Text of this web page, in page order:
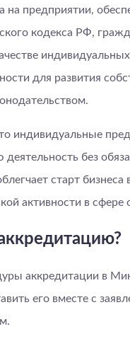
на предприятии,
кодекса РФ,
для развития
индивидуальные
без
старт
активности в сфере
аккредитации в
его вместе с